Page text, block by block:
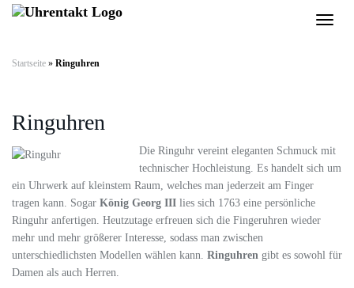
Skip
content
Toggle
Startseite » Ringuhren
Ringuhren
Die Ringuhr vereint eleganten Schmuck mit
technischer Hochleistung. Es handelt sich um
ein Uhrwerk auf kleinstem Raum, welches man jederzeit am Finger
tragen kann. Sogar König Georg III lies sich 1763 eine persönliche
Ringuhr anfertigen. Heutzutage erfreuen sich die Fingeruhren wieder
mehr und mehr größerer Interesse, sodass man zwischen
unterschiedlichsten Modellen wählen kann. Ringuhren gibt es sowohl für
Damen als auch Herren.